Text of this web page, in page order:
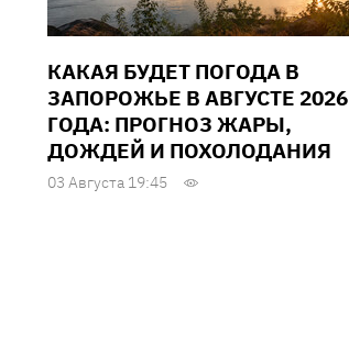
КАКАЯ БУДЕТ ПОГОДА В
ЗАПОРОЖЬЕ В АВГУСТЕ 2026
ГОДА: ПРОГНОЗ ЖАРЫ,
ДОЖДЕЙ И ПОХОЛОДАНИЯ
03 Августа 19:45